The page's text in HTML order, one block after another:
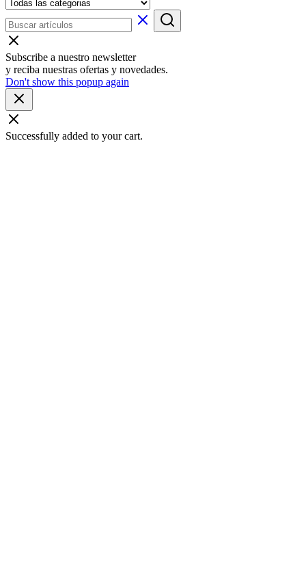
Subscribe a nuestro newsletter
y reciba nuestras ofertas y novedades.
Don't show this popup again
Successfully added to your cart.